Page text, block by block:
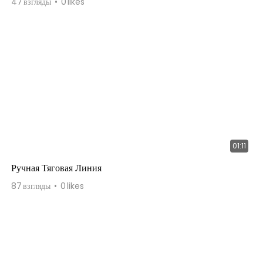
01:11
Ручная Тяговая Линия
87взгляды 0likes